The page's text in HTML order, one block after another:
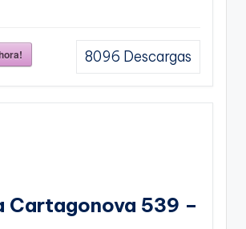
8096 Descargas
Cartagonova 539 –